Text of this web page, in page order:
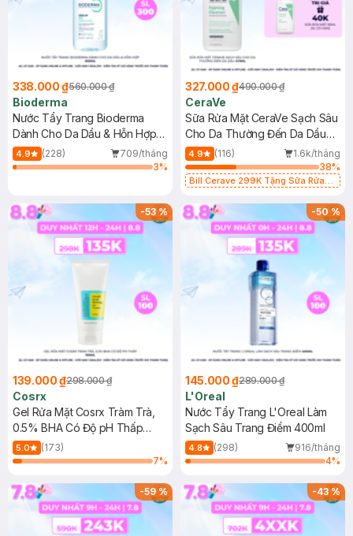
338.000 ₫560.000 ₫
Bioderma
Nước Tẩy Trang Bioderma
Dành Cho Da Dầu & Hỗn Hợp
500ml
4.9 (228)
709/tháng
3%
327.000 ₫490.000 ₫
CeraVe
Sữa Rửa Mặt CeraVe Sạch Sâu
Cho Da Thường Đến Da Dầu
473ml
4.9 (116)
1.6k/tháng
38%
Bill Cerave 299K Tặng Sữa Rửa
-53%
139.000 ₫298.000 ₫
Cosrx
Gel Rửa Mặt Cosrx Tràm Trà,
0.5% BHA Có Độ pH Thấp
150ml
5.0
(173)
7%
-50%
145.000 ₫289.000 ₫
L'Oreal
Nước Tẩy Trang L'Oreal Làm
Sạch Sâu Trang Điểm 400ml
4.8 (298)
916/tháng
4%
-59% -43%